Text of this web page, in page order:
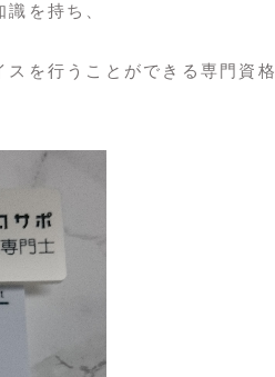
を持ち、
を行うことができる専門資格